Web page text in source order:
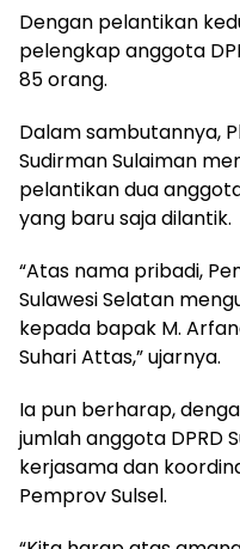
Dengan pelantikan
pelengkap anggota
85 orang.
Dalam sambutannya,
Sudirman Sulaiman
pelantikan dua
yang baru saja dilantik.
“Atas nama pribadi,
Sulawesi Selatan
kepada bapak M.
Suhari Attas,” ujarnya.
Ia pun berharap,
jumlah anggota DPRD
kerjasama dan
Pemprov Sulsel.